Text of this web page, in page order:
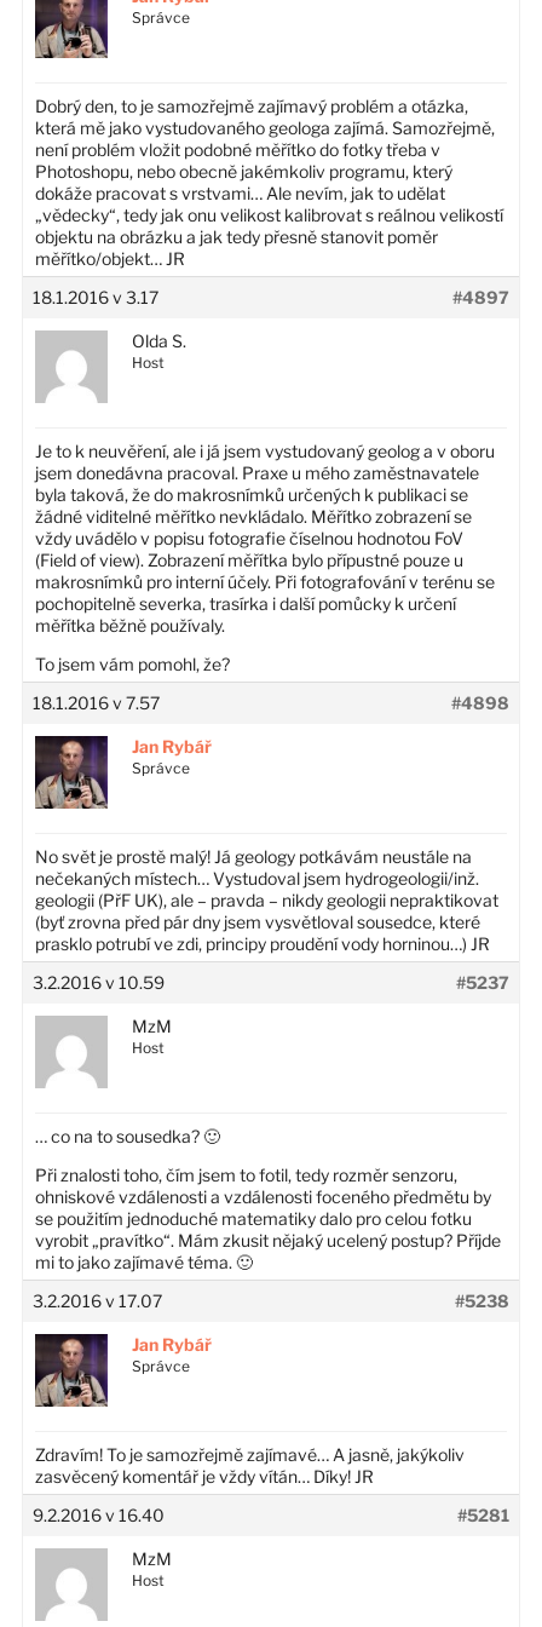
Správce
Dobrý den, to je samozřejmě zajímavý problém a otázka,
která mě jako vystudovaného geologa zajímá. Samozřejmě,
není problém vložit podobné měřítko do fotky třeba v
Photoshopu, nebo obecně jakémkoliv programu, který
dokáže pracovat s vrstvami… Ale nevím, jak to udělat
„vědecky“, tedy jak onu velikost kalibrovat s reálnou velikostí
objektu na obrázku a jak tedy přesně stanovit poměr
měřítko/objekt… JR
18.1.2016 v 3.17
#4897
Olda S.
Host
Je to k neuvěření, ale i já jsem vystudovaný geolog a v oboru
jsem donedávna pracoval. Praxe u mého zaměstnavatele
byla taková, že do makrosnímků určených k publikaci se
žádné viditelné měřítko nevkládalo. Měřítko zobrazení se
vždy uvádělo v popisu fotografie číselnou hodnotou FoV
(Field of view). Zobrazení měřítka bylo přípustné pouze u
makrosnímků pro interní účely. Při fotografování v terénu se
pochopitelně severka, trasírka i další pomůcky k určení
měřítka běžně používaly.
To jsem vám pomohl, že?
18.1.2016 v 7.57
#4898
Jan Rybář
Správce
No svět je prostě malý! Já geology potkávám neustále na
nečekaných místech… Vystudoval jsem hydrogeologii/inž.
geologii (PřF UK), ale – pravda – nikdy geologii nepraktikovat
(byť zrovna před pár dny jsem vysvětloval sousedce, které
prasklo potrubí ve zdi, principy proudění vody horninou…) JR
3.2.2016 v 10.59
#5237
MzM
Host
… co na to sousedka? 🙂
Při znalosti toho, čím jsem to fotil, tedy rozměr senzoru,
ohniskové vzdálenosti a vzdálenosti foceného předmětu by
se použitím jednoduché matematiky dalo pro celou fotku
vyrobit „pravítko“. Mám zkusit nějaký ucelený postup? Příjde
mi to jako zajímavé téma. 🙂
3.2.2016 v 17.07
#5238
Jan Rybář
Správce
Zdravím! To je samozřejmě zajímavé… A jasně, jakýkoliv
zasvěcený komentář je vždy vítán… Díky! JR
9.2.2016 v 16.40
#5281
MzM
Host